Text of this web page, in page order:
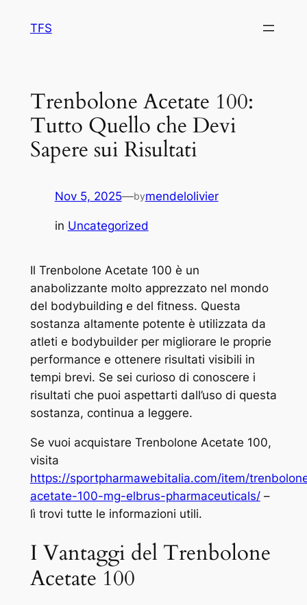
TFS
Trenbolone Acetate 100:
Tutto Quello che Devi
Sapere sui Risultati
Nov 5, 2025—bymendelolivier
in Uncategorized
Il Trenbolone Acetate 100 è un
anabolizzante molto apprezzato nel mondo
del bodybuilding e del fitness. Questa
sostanza altamente potente è utilizzata da
atleti e bodybuilder per migliorare le proprie
performance e ottenere risultati visibili in
tempi brevi. Se sei curioso di conoscere i
risultati che puoi aspettarti dall’uso di questa
sostanza, continua a leggere.
Se vuoi acquistare Trenbolone Acetate 100,
visita
https://sportpharmawebitalia.com/item/
acetate-100-mg-elbrus-pharmaceuticals/–
lì trovi tutte le informazioni utili.
I Vantaggi del Trenbolone
Acetate 100